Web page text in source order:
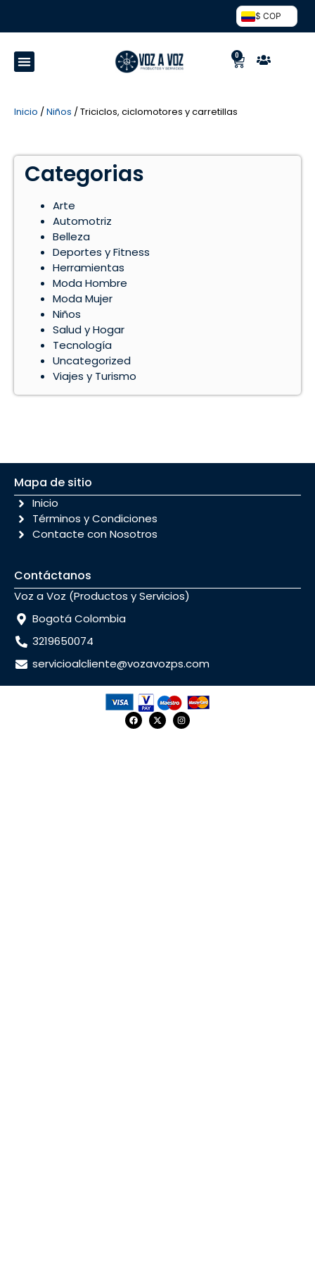
$ COP
0
Inicio /Niños / Triciclos, ciclomotores y carretillas
Categorias
Arte
Automotriz
Belleza
Deportes y Fitness
Herramientas
Moda Hombre
Moda Mujer
Niños
Salud y Hogar
Tecnología
Uncategorized
Viajes y Turismo
Mapa de sitio
Inicio
Términos y Condiciones
Contacte con Nosotros
Contáctanos
Voz a Voz (Productos y Servicios)
Bogotá Colombia
3219650074
servicioalcliente@vozavozps.com